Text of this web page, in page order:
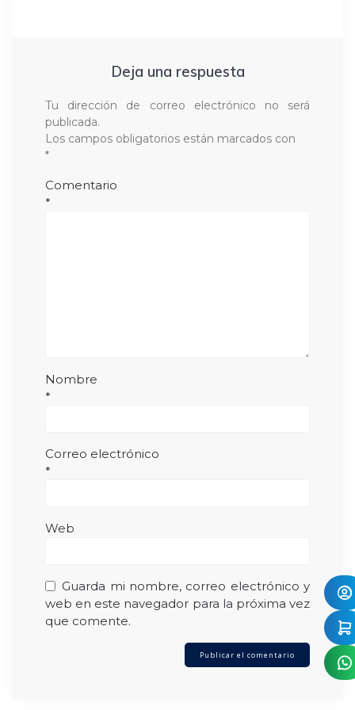
Deja una respuesta
Tu dirección de correo electrónico no será
publicada.
Los campos obligatorios están marcados con
*
Comentario
*
Nombre
*
Correo electrónico
*
Web
Guarda mi nombre, correo electrónico y
web en este navegador para la próxima vez
que comente.